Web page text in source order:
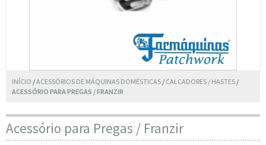
INÍCIO /ACESSÓRIOS DE MÁQUINAS DOMÉSTICAS / CALCADORES / HASTES /
ACESSÓRIO PARA PREGAS / FRANZIR
Acessório para Pregas / Franzir